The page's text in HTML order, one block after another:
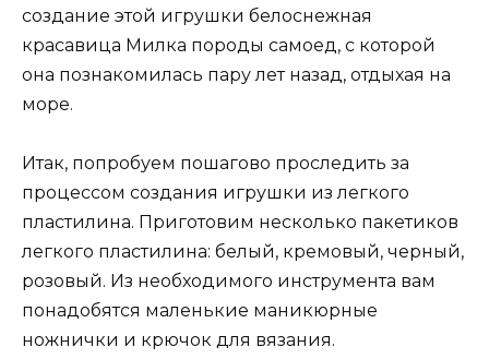
создание этой игрушки белоснежная
красавица Милка породы самоед, с которой
она познакомилась пару лет назад, отдыхая на
море.
Итак, попробуем пошагово проследить за
процессом создания игрушки из легкого
пластилина. Приготовим несколько пакетиков
легкого пластилина: белый, кремовый, черный,
розовый. Из необходимого инструмента вам
понадобятся маленькие маникюрные
ножнички и крючок для вязания.